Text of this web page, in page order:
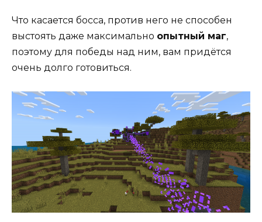
Что касается босса, против него не способен
выстоять даже максимально опытный маг,
поэтому для победы над ним, вам придётся
очень долго готовиться.